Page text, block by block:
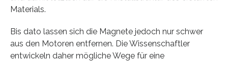
Materials.
Bis dato lassen sich die Magnete jedoch nur schwer
aus den Motoren entfernen. Die Wissenschaftler
entwickeln daher mögliche Wege für eine